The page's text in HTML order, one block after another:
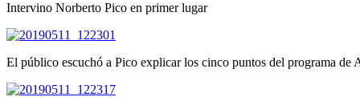
Intervino Norberto Pico en primer lugar
El público escuchó a Pico explicar los cinco puntos del programa de